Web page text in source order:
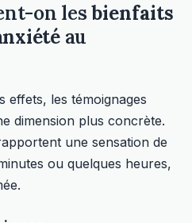
on lesbienfaits
au
effets, les témoignages
dimension plus concrète.
une sensation de
ou quelques heures,